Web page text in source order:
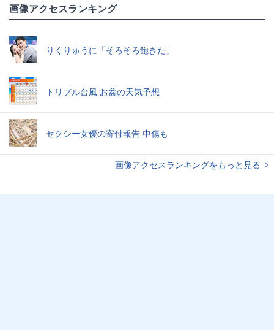
画像アクセスランキング
りくりゅうに「そろそろ飽きた」
トリプル台風 お盆の天気予想
セクシー女優の寄付報告 中傷も
画像アクセスランキングをもっと見る